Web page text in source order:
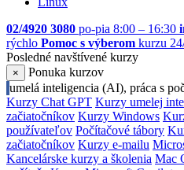
02/4920 3080 po-pia 8:00 – 16:30
rýchlo Pomoc s výberom kurzu
Posledné navštívené kurzy
×
Ponuka kurzov
umelá inteligencia (AI), práca s
Kurzy Chat GPT Kurzy umelej
začiatočníkov Kurzy Windows
používateľov Počítačové tábory
začiatočníkov Kurzy e-mailu
Kancelárske kurzy a školenia Mac